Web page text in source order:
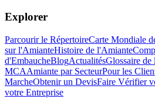
Explorer
Parcourir le RépertoireCarte Mondiale
sur l'AmianteHistoire de l'Amiante
d'EmbaucheBlogActualitésGlossaire
MCAAmiante par SecteurPour les
MarcheObtenir un DevisFaire Vérifier
votre Entreprise